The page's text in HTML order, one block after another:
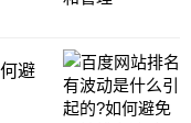
避